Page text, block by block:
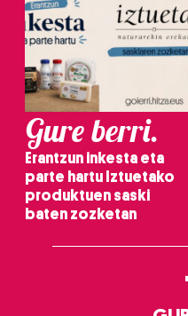
Gure berri.
Erantzun inkesta eta
parte hartu Iztuetako
produktuen saski
baten zozketan